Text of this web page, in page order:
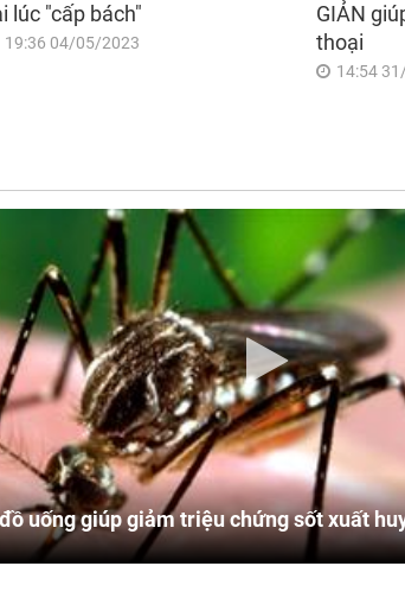
lúc "cấp bách"
19:36 04/05/2023
GIẢN
thoại
14:54
uống giúp giảm triệu chứng sốt xuất